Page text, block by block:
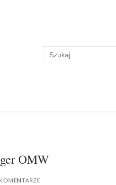
Search
for:
OMW